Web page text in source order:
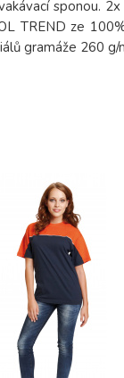
sponou.
TREND ze
gramáže 260 g/